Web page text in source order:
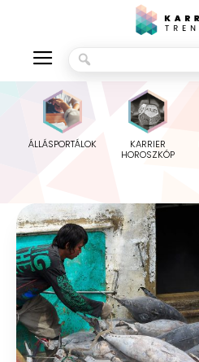
ÁLLÁSPORTÁLOK
KARRIER
HOROSZKÓP